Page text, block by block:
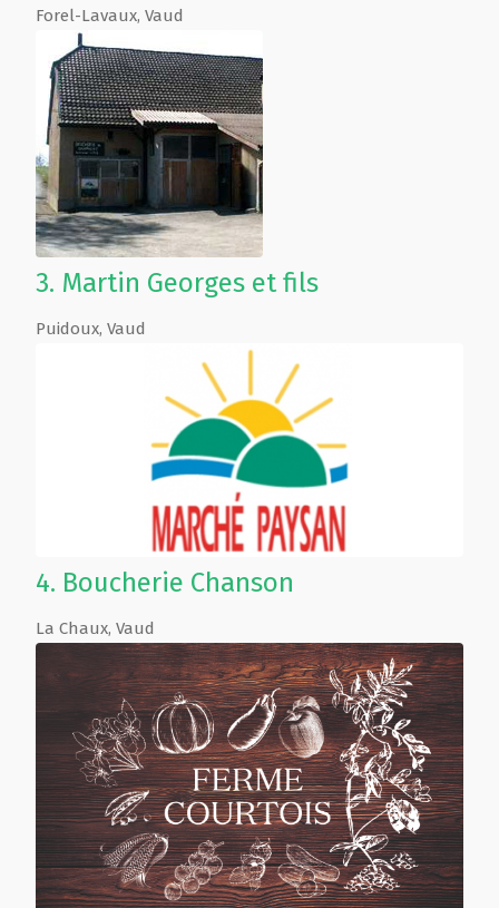
Forel-Lavaux, Vaud
3. Martin Georges et fils
Puidoux, Vaud
4. Boucherie Chanson
La Chaux, Vaud